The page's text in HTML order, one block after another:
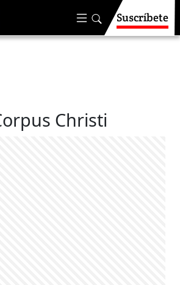
Suscríbete
Christi